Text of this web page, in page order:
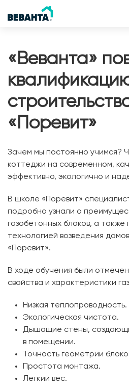
«Веванта»
«Поревит»
Зачем мы постоянно учимся?
коттеджи на современном,
эффективно, экологично и
В школе «Поревит»
подробно узнали о
газобетонных блоков, а также
технологией возведения
«Поревит».
В ходе обучения были
свойства и характеристики
Низкая теплопроводность.
Экологическая чистота.
Дышащие стены,
в помещении.
Точность геометрии
Простота монтажа.
Легкий вес.